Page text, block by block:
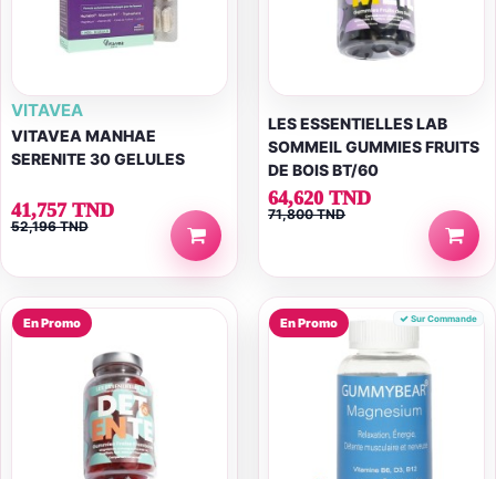
VITAVEA
VITAVEA MANHAE
SERENITE 30 GELULES
41,757 TND
52,196 TND
LES ESSENTIELLES LAB
SOMMEIL GUMMIES FRUITS
DE BOIS BT/60
64,620 TND
71,800 TND
En Promo En Promo Sur Commande